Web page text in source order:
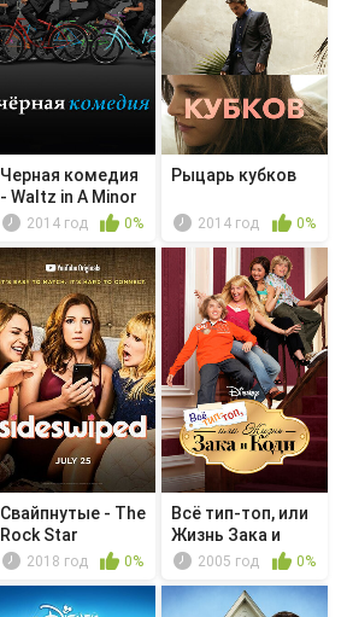
Черная комедия
- Waltz in A Minor
2014 год 0%
Рыцарь кубков
2014 год 0%
Свайпнутые - The
Rock Star
2018 год 0%
Всё тип-топ, или
Жизнь Зака и
Коди - ...
2005 год 0%